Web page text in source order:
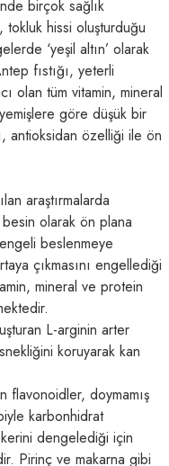
birçok sağlık
tokluk hissi oluşturduğu
‘yeşil altın’ olarak
fıstığı, yeterli
olan tüm vitamin, mineral
göre düşük bir
antioksidan özelliği ile ön
araştırmalarda
besin olarak ön plana
beslenmeye
çıkmasını engellediği
mineral ve protein
L-arginin arter
koruyarak kan
flavonoidler, doymamış
karbonhidrat
dengelediği için
Pirinç ve makarna gibi